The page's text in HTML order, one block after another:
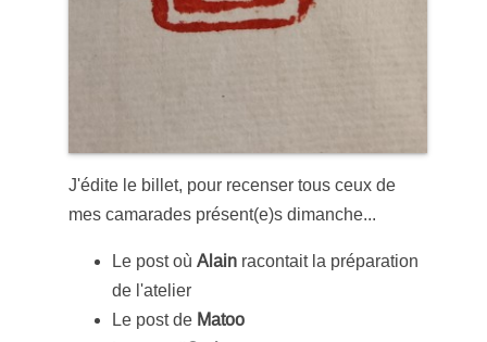
J'édite le billet, pour recenser tous ceux de
mes camarades présent(e)s dimanche...
Le post où Alainracontait la préparation
de l'atelier
Le post de Matoo